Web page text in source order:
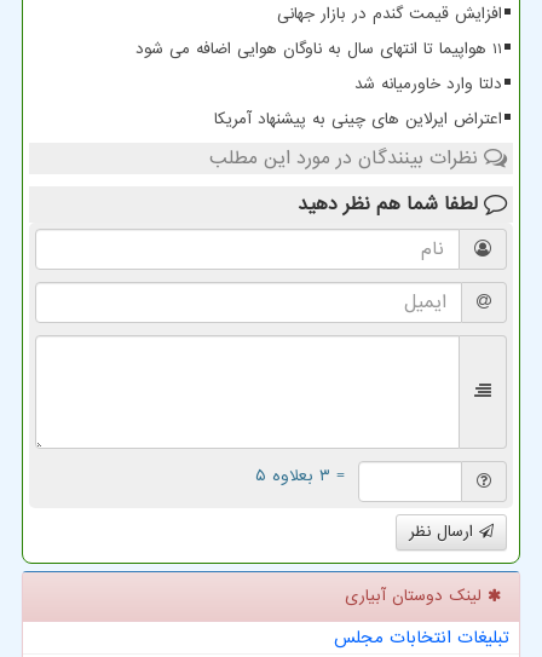
افزایش قیمت گندم در بازار جهانی
11 هواپیما تا انتهای سال به ناوگان هوایی اضافه می شود
دلتا وارد خاورمیانه شد
اعتراض ایرلاین های چینی به پیشنهاد آمریکا
نظرات بینندگان در مورد این مطلب
لطفا شما هم نظر دهید
= ۳ بعلاوه ۵
ارسال نظر
لینک دوستان آبیاری
تبلیغات انتخابات مجلس